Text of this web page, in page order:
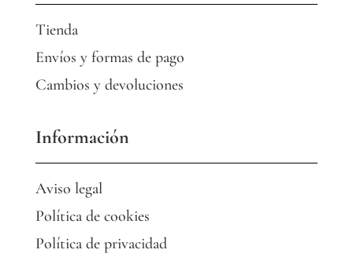
Tienda
Envíos y formas de pago
Cambios y devoluciones
Información
Aviso legal
Política de cookies
Política de privacidad